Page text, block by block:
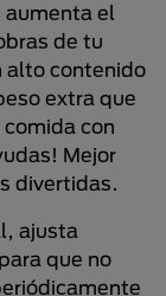
aumenta el
de tu
alto contenido
extra que
con
Mejor
divertidas.
ajusta
que no